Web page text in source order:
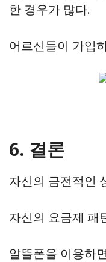
한 경우가 많다.
어르신들이 가입
6. 결론
자신의 금전적인
자신의 요금제 패
알뜰폰을 이용하면